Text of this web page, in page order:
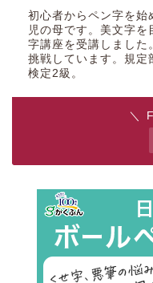
初心者からペン字を始
児の母です。美文字
字講座を受講しました
挑戦しています。規定
検定2級。
＼